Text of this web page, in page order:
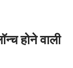
होने वाली